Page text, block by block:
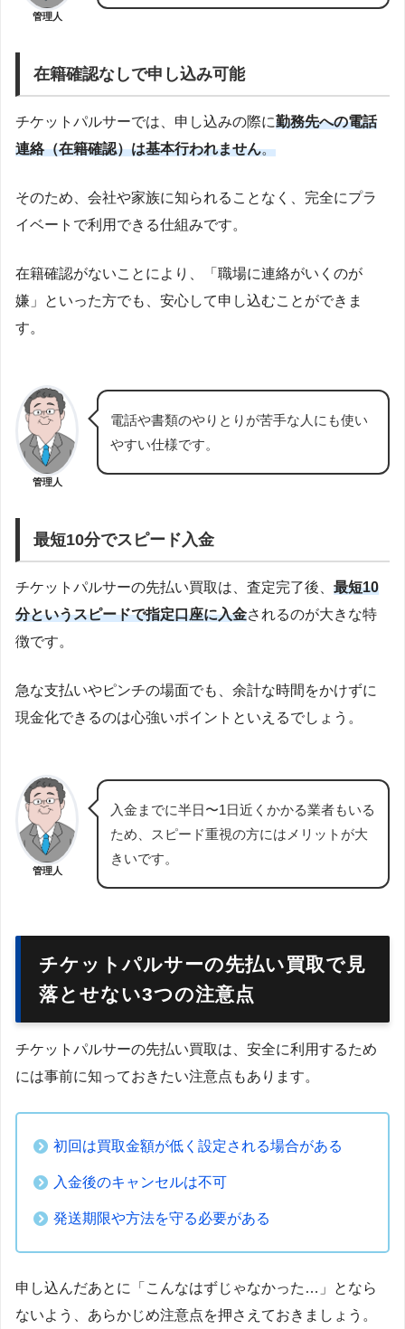
管理人
在籍確認なしで申し込み可能
チケットパルサーでは、申し込みの際に勤務先への電話
連絡（在籍確認）は基本行われません。
そのため、会社や家族に知られることなく、完全にプラ
イベートで利用できる仕組みです。
在籍確認がないことにより、「職場に連絡がいくのが
嫌」といった方でも、安心して申し込むことができま
す。
管理人
電話や書類のやりとりが苦手な人にも使い
やすい仕様です。
最短10分でスピード入金
チケットパルサーの先払い買取は、査定完了後、 最短10
分というスピードで指定口座に入金されるのが大きな特
徴です。
急な支払いやピンチの場面でも、余計な時間をかけずに
現金化できるのは心強いポイントといえるでしょう。
管理人
入金までに半日〜1日近くかかる業者もいる
ため、スピード重視の方にはメリットが大
きいです。
チケットパルサーの先払い買取で見
落とせない3つの注意点
チケットパルサーの先払い買取は、安全に利用するため
には事前に知っておきたい注意点もあります。
初回は買取金額が低く設定される場合がある
入金後のキャンセルは不可
発送期限や方法を守る必要がある
申し込んだあとに「こんなはずじゃなかった…」となら
ないよう、あらかじめ注意点を押さえておきましょう。